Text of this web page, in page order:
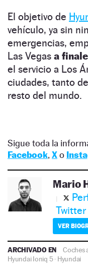
El objetivo de
vehículo, ya sin
emergencias,
Las Vegas a
el servicio a Los
ciudades, tanto
resto del mundo.
Sigue toda la
Facebook, Xo
Mario
Twitter
VER
ARCHIVADO EN Coches
Hyundai Ioniq 5· Hyundai